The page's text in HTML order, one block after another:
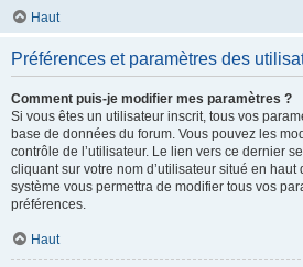
Haut
Préférences et paramètres des
Comment puis-je modifier mes paramètres ?
Si vous êtes un utilisateur inscrit, tous vos
base de données du forum. Vous pouvez les
contrôle de l’utilisateur. Le lien vers ce dernier
cliquant sur votre nom d’utilisateur situé en haut
système vous permettra de modifier tous vos
préférences.
Haut